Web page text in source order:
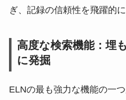
ぎ、記録の信頼性を飛躍的に
高度な検索機能：埋
に発掘
ELNの最も強力な機能の一つ